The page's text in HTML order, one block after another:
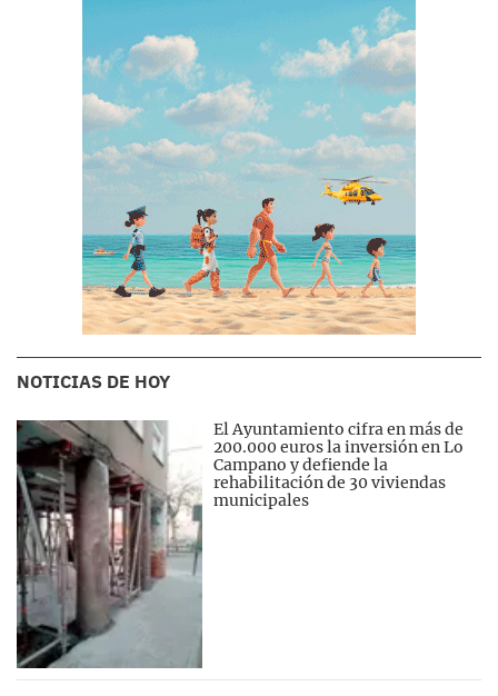
NOTICIAS DE HOY
El Ayuntamiento cifra en más de
200.000 euros la inversión en Lo
Campano y defiende la
rehabilitación de 30 viviendas
municipales